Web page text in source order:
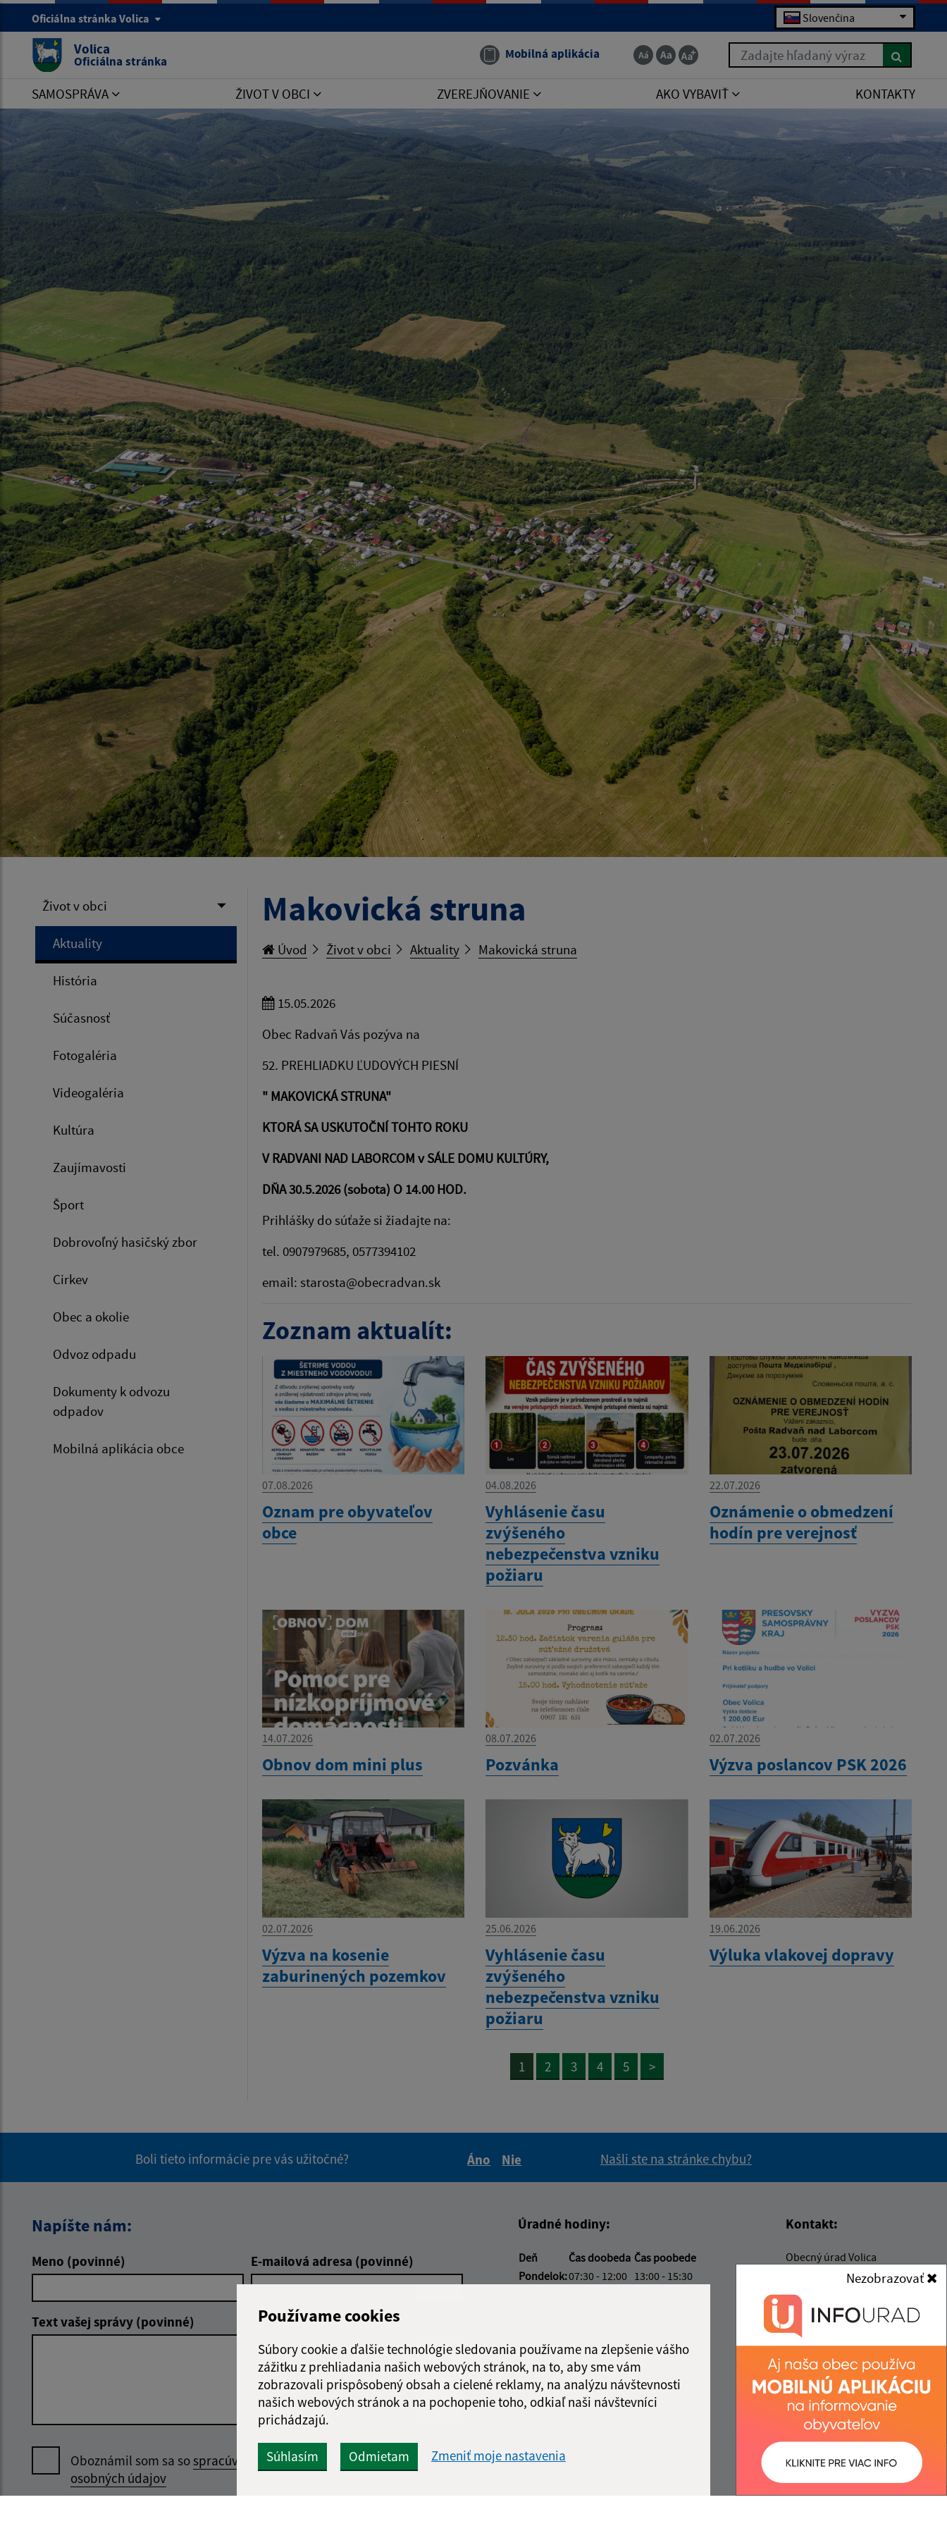
Používame cookies
Súbory cookie a ďalšie technológie sledovania používame na zlepšenie vášho
zážitku z prehliadania našich webových stránok, na to, aby sme vám
zobrazovali prispôsobený obsah a cielené reklamy, na analýzu návštevnosti
našich webových stránok a na pochopenie toho, odkiaľ naši návštevníci
prichádzajú.
Súhlasím Odmietam Zmeniť moje nastavenia
Nezobrazovať
Oficiálna stránka Volica Slovenčina
Volica
Oficiálna stránka Mobilná aplikácia Zadajte hľadaný výraz
SAMOSPRÁVA ŽIVOT V OBCI ZVEREJŇOVANIE AKO VYBAVIŤ KONTAKTY
Život v obci
Aktuality
História
Súčasnosť
Fotogaléria
Videogaléria
Kultúra
Zaujímavosti
Šport
Dobrovoľný hasičský zbor
Cirkev
Obec a okolie
Odvoz odpadu
Dokumenty k odvozu
odpadov
Mobilná aplikácia obce
Makovická struna
Úvod Život v obci Aktuality Makovická struna
15.05.2026
Obec Radvaň Vás pozýva na
52. PREHLIADKU ĽUDOVÝCH PIESNÍ
" MAKOVICKÁ STRUNA"
KTORÁ SA USKUTOČNÍ TOHTO ROKU
V RADVANI NAD LABORCOM v SÁLE DOMU KULTÚRY,
DŇA 30.5.2026 (sobota) O 14.00 HOD.
Prihlášky do súťaže si žiadajte na:
tel. 0907979685, 0577394102
email: starosta@obecradvan.sk
Zoznam aktualít:
07.08.2026
Oznam pre obyvateľov
obce
04.08.2026
Vyhlásenie času
zvýšeného
nebezpečenstva vzniku
požiaru
22.07.2026
Oznámenie o obmedzení
hodín pre verejnosť
14.07.2026
Obnov dom mini plus
08.07.2026
Pozvánka
02.07.2026
Výzva poslancov PSK 2026
02.07.2026
Výzva na kosenie
zaburinených pozemkov
25.06.2026
Vyhlásenie času
zvýšeného
nebezpečenstva vzniku
požiaru
19.06.2026
Výluka vlakovej dopravy
1 2 3 4 5 >
Boli tieto informácie pre vás užitočné?
Áno
Nie
Našli ste na stránke chybu?
Napíšte nám:
Meno (povinné) E-mailová adresa (povinné)
Text vašej správy (povinné)
Oboznámil som sa sospracúvaním
osobných údajov
Google reCaptcha Response
Odoslať správu
Úradné hodiny:
Deň Čas doobeda Čas poobede
Pondelok:07:30 - 12:00 13:00 - 15:30
Piatok:
07:30 - 12:00
Obedňajšia prestávka:
Kontakt:
Obecný úrad Volica
067 01 Radvaň nad
Laborcom
info@volica.sk
IČO: 00323721